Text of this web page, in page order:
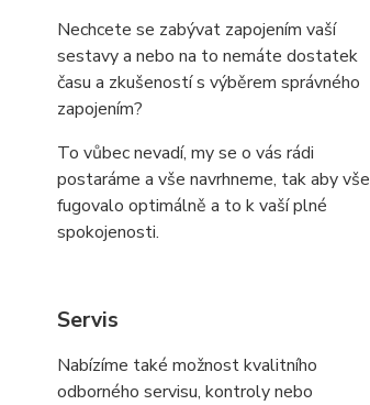
Nechcete se zabývat zapojením vaší
sestavy a nebo na to nemáte dostatek
času a zkušeností s výběrem správného
zapojením?
To vůbec nevadí, my se o vás rádi
postaráme a vše navrhneme, tak aby vše
fugovalo optimálně a to k vaší plné
spokojenosti.
Servis
Nabízíme také možnost kvalitního
odborného servisu, kontroly nebo